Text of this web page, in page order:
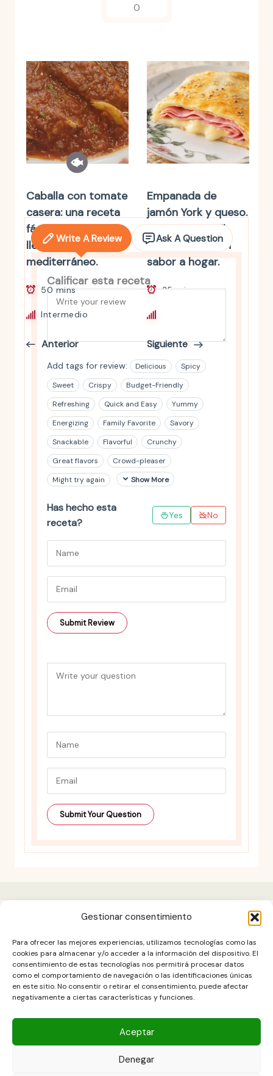
Gestionar consentimiento
Para ofrecer las mejores experiencias, utilizamos tecnologías como las
cookies para almacenar y/o acceder a la información del dispositivo. El
consentimiento de estas tecnologías nos permitirá procesar datos
como el comportamiento de navegación o las identificaciones únicas
en este sitio. No consentir o retirar el consentimiento, puede afectar
negativamente a ciertas características y funciones.
Aceptar
Denegar
0
Caballa con tomate
casera: una receta
fácil, saludable y
llena de sabor
mediterráneo.
50 mins
Intermedio
Anterior
Empanada de
jamón York y queso.
una receta fácil,
irresistible y con
sabor a hogar.
35 mins
Siguiente
Write A Review Ask A Question
Calificar esta receta
Add tags for review: Delicious
Spicy
Sweet
Crispy
Budget-Friendly
Refreshing
Quick and Easy
Yummy
Energizing
Family Favorite
Savory
Snackable
Flavorful
Crunchy
Great flavors
Crowd-pleaser
Might try again
Show More
Has hecho esta
receta?
Yes No
Aviso legal
Contacto
DESCARGO DE RESPONSABILIDAD
Política de cookies (UE)
POLÍTICA DE PRIVACIDAD